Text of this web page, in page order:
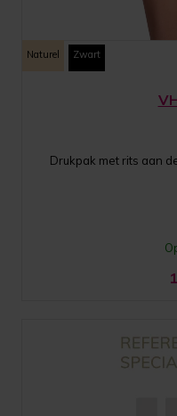
Naturel Zwart
Drukpak met rits aan